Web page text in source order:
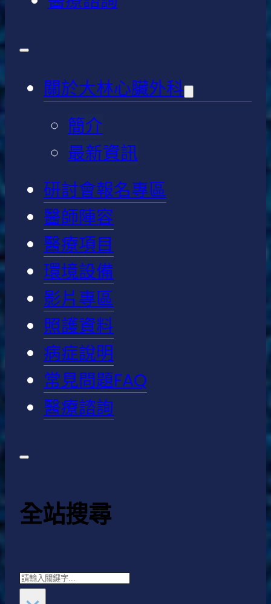
關於大林心臟外科
簡介
最新資訊
研討會報名專區
醫師陣容
醫療項目
環境設備
影片專區
照護資料
病症說明
常見問題FAQ
醫療諮詢
全站搜尋
Search